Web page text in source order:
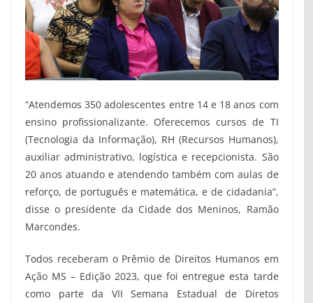
“Atendemos 350 adolescentes entre 14 e 18 anos com
ensino profissionalizante. Oferecemos cursos de TI
(Tecnologia da Informação), RH (Recursos Humanos),
auxiliar administrativo, logística e recepcionista. São
20 anos atuando e atendendo também com aulas de
reforço, de português e matemática, e de cidadania”,
disse o presidente da Cidade dos Meninos, Ramão
Marcondes.
Todos receberam o Prêmio de Direitos Humanos em
Ação MS – Edição 2023, que foi entregue esta tarde
como parte da VII Semana Estadual de Diretos